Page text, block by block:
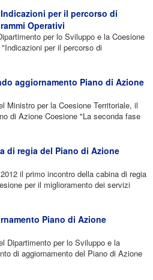
per il percorso di
Operativi
per lo Sviluppo e la Coesione
per il percorso di
aggiornamento Piano di Azione
Ministro per la Coesione Territoriale, il
di Azione Coesione "La seconda fase
di regia del Piano di Azione
il primo incontro della cabina di regia
per il miglioramento dei servizi
Piano di Azione
Dipartimento per lo Sviluppo e la
di aggiornamento del Piano di Azione